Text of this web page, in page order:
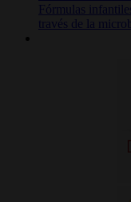
Fórmulas
través de la